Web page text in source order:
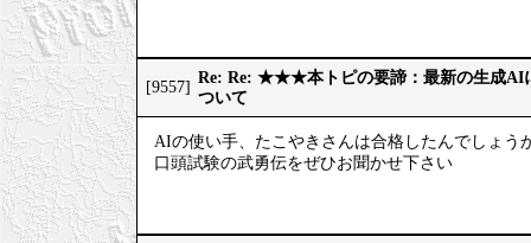
[9557]
Re: Re: ★★★本トピの要諦：最新の生成AI
ついて
AIの使い手、たこやきさんは合格したんでしょう
口頭試験の武勇伝をぜひお聞かせ下さい